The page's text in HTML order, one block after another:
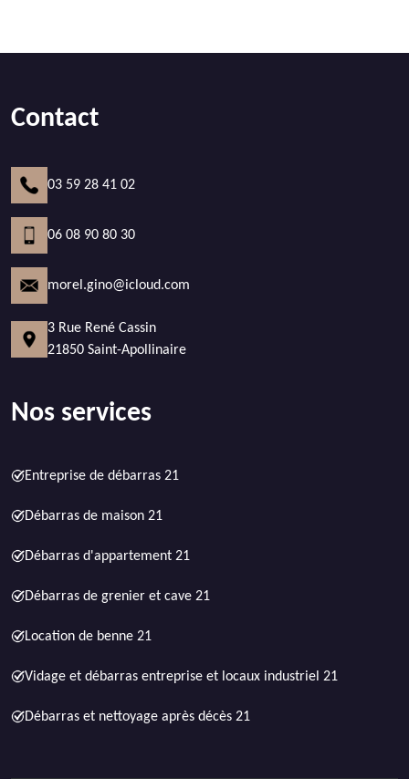
Contact
03 59 28 41 02
06 08 90 80 30
morel.gino@icloud.com
3 Rue René Cassin
21850 Saint-Apollinaire
Nos services
Entreprise de débarras 21
Débarras de maison 21
Débarras d'appartement 21
Débarras de grenier et cave 21
Location de benne 21
Vidage et débarras entreprise et locaux industriel 21
Débarras et nettoyage après décès 21